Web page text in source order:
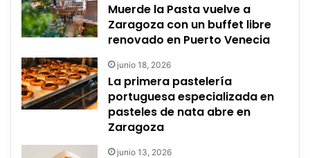
Muerde la Pasta vuelve a
Zaragoza con un buffet libre
renovado en Puerto Venecia
junio 18, 2026
La primera pastelería
portuguesa especializada en
pasteles de nata abre en
Zaragoza
junio 13, 2026